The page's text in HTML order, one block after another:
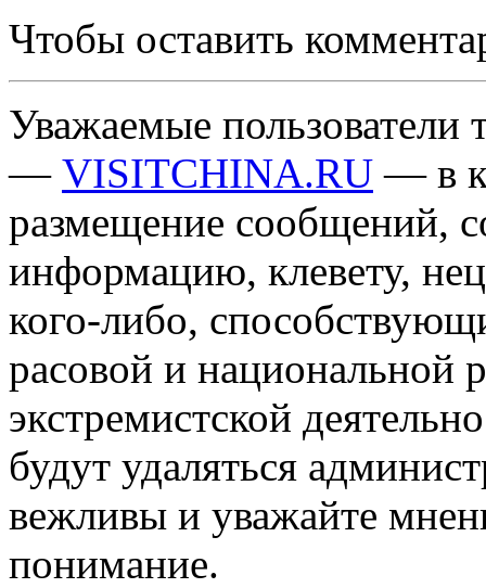
Чтобы оставить
Уважаемые пользователи
— VISITCHINA.RU — в
размещение сообщений,
информацию, клевету,
кого-либо,
расовой и национальной
экстремистской
будут удаляться
вежливы и уважайте
понимание.